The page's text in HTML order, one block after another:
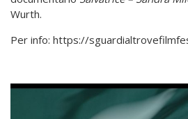
Wurth.
Per info: https://